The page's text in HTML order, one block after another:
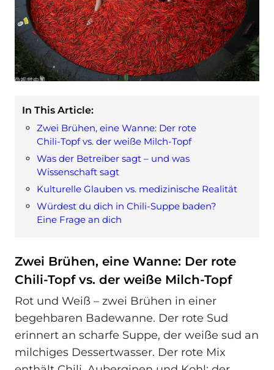
In This Article:
Zwei Brühen, eine Wanne: Der rote
Chili‑Topf vs. der weiße Milch-Topf
Was der Betreiber sagt – und was
Wissenschaft sagt
Kulturelle Glauben vs. medizinische Realität
Würdest du dich in Chili-Suppe baden?
Eine Frage an dich
Zwei Brühen, eine Wanne: Der rote
Chili‑Topf vs. der weiße Milch-Topf
Rot und Weiß – zwei Brühen in einer
begehbaren Badewanne. Der rote Sud
erinnert an scharfe Suppe, der weiße sud an
milchiges Dessertwasser. Der rote Mix